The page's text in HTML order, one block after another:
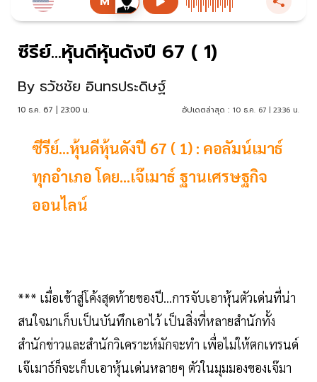
ซีรีย์...หุ้นดีหุ้นดังปี 67 ( 1)
By ธวัชชัย อินทรประดิษฐ์
10 ธ.ค. 67 | 23:00 น. อัปเดตล่าสุด : 10 ธ.ค. 67 | 23:36 น.
ซีรีย์...หุ้นดีหุ้นดังปี 67 ( 1) : คอลัมน์เมาธ์
ทุกอำเภอ โดย...เจ๊เมาธ์ ฐานเศรษฐกิจ
ออนไลน์
*** เมื่อเข้าสู่โค้งสุดท้ายของปี...การจับเอาหุ้นตัวเด่นที่น่า
สนใจมาเก็บเป็นบันทึกเอาไว้ เป็นสิ่งที่หลายสำนักทั้ง
สำนักข่าวและสำนักวิเคราะห์มักจะทำ เพื่อไม่ให้ตกเทรนด์
เจ๊เมาธ์ก็จะเก็บเอาหุ้นเด่นหลายๆ ตัวในมุมมองของเจ๊มา